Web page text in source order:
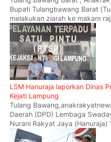
Bupati Tulangbawang Barat
melakukan ziarah ke makam
LSM Hanuraja laporkan Dinas
Kejati Lampung
Tulang
Daerah (DPD) Lembaga
Nurani Rakyat Jaya (Hanuraja)